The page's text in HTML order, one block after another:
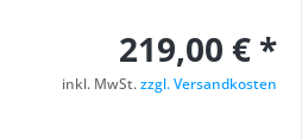
219,00 € *
inkl. MwSt.zzgl. Versandkosten